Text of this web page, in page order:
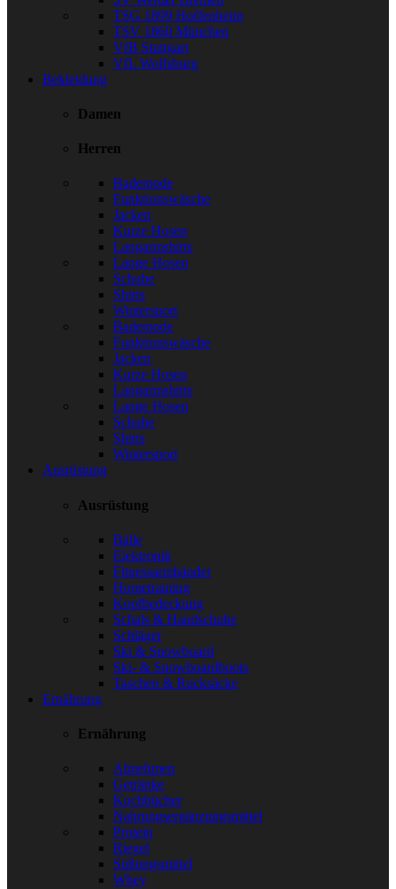
TSG 1899 Hoffenheim
TSV 1860 München
VfB Stuttgart
VfL Wolfsburg
Bekleidung
Damen
Herren
Bademode
Funktionswäsche
Jacken
Kurze Hosen
Langarmshirts
Lange Hosen
Schuhe
Shirts
Wintersport
Bademode
Funktionswäsche
Jacken
Kurze Hosen
Langarmshirts
Lange Hosen
Schuhe
Shirts
Wintersport
Ausrüstung
Ausrüstung
Bälle
Elektronik
Fitnessarmbänder
Hometraining
Kopfbedeckung
Schals & Handschuhe
Schläger
Ski & Snowboard
Ski- & Snowboardboots
Taschen & Rucksäcke
Ernährung
Ernährung
Abnehmen
Getränke
Kochbücher
Nahrungsergänzungsmittel
Protein
Riegel
Süßungsmittel
Whey